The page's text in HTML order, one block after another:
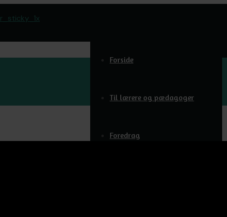
Forside
Til lærere og pædagoger
Foredrag